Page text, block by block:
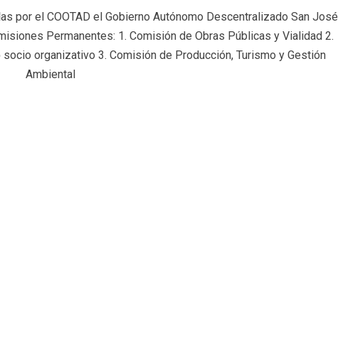
por el COOTAD el Gobierno Autónomo Descentralizado San José
Permanentes: 1. Comisión de Obras Públicas y Vialidad 2.
organizativo 3. Comisión de Producción, Turismo y Gestión
Ambiental